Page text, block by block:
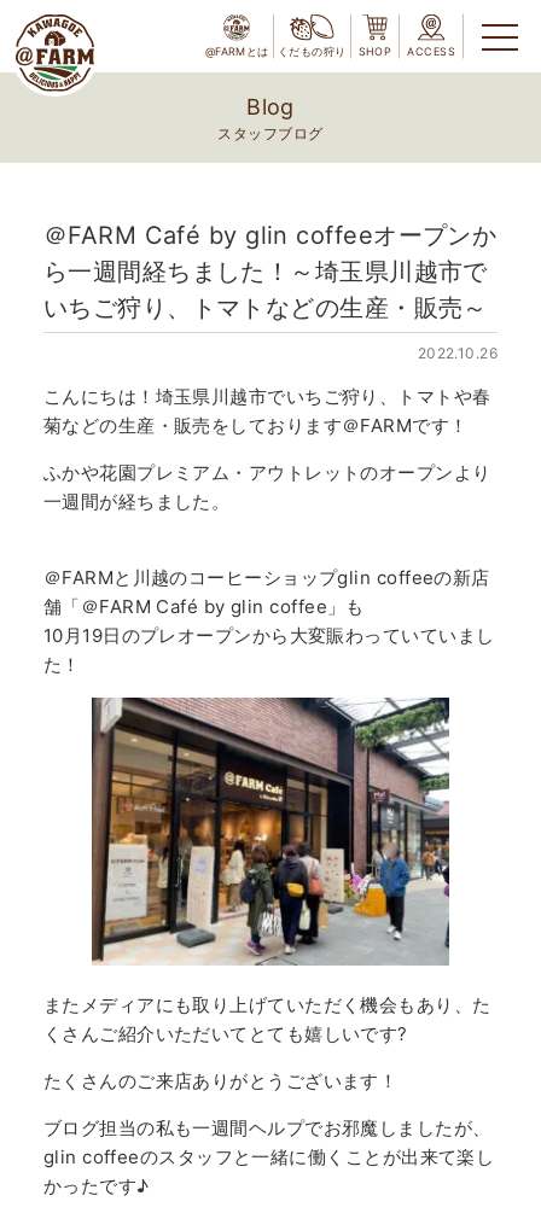
@FARMとは くだもの狩り SHOP ACCESS
Blog
スタッフブログ
＠FARM Café by glin coffeeオープンか
ら一週間経ちました！～埼玉県川越市で
いちご狩り、トマトなどの生産・販売～
2022.10.26
こんにちは！埼玉県川越市でいちご狩り、トマトや春
菊などの生産・販売をしております＠FARMです！
ふかや花園プレミアム・アウトレットのオープンより
一週間が経ちました。
＠FARMと川越のコーヒーショップglin coffeeの新店
舗「＠FARM Café by glin coffee」も
10月19日のプレオープンから大変賑わっていていまし
た！
またメディアにも取り上げていただく機会もあり、た
くさんご紹介いただいてとても嬉しいです?
たくさんのご来店ありがとうございます！
ブログ担当の私も一週間ヘルプでお邪魔しましたが、
glin coffeeのスタッフと一緒に働くことが出来て楽し
かったです♪